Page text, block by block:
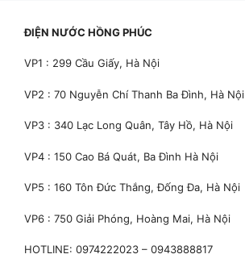
ĐIỆN NƯỚC HỒNG PHÚC
VP1 : 299 Cầu Giấy, Hà Nội
VP2 : 70 Nguyễn Chí Thanh Ba Đình, Hà Nội
VP3 : 340 Lạc Long Quân, Tây Hồ, Hà Nội
VP4 : 150 Cao Bá Quát, Ba Đình Hà Nội
VP5 : 160 Tôn Đức Thắng, Đống Đa, Hà Nội
VP6 : 750 Giải Phóng, Hoàng Mai, Hà Nội
HOTLINE: 0974222023 – 0943888817